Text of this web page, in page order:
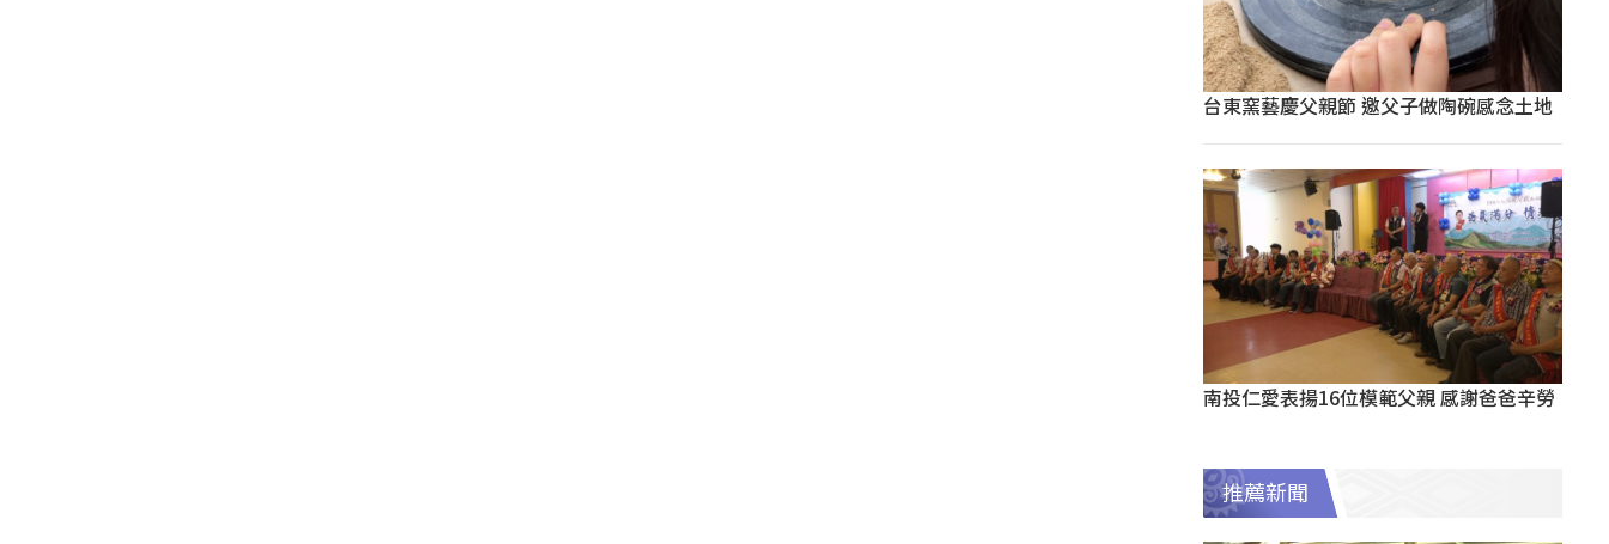
台東窯藝慶父親節 邀父子做陶碗感念土地
南投仁愛表揚16位模範父親 感謝爸爸辛勞
推薦新聞